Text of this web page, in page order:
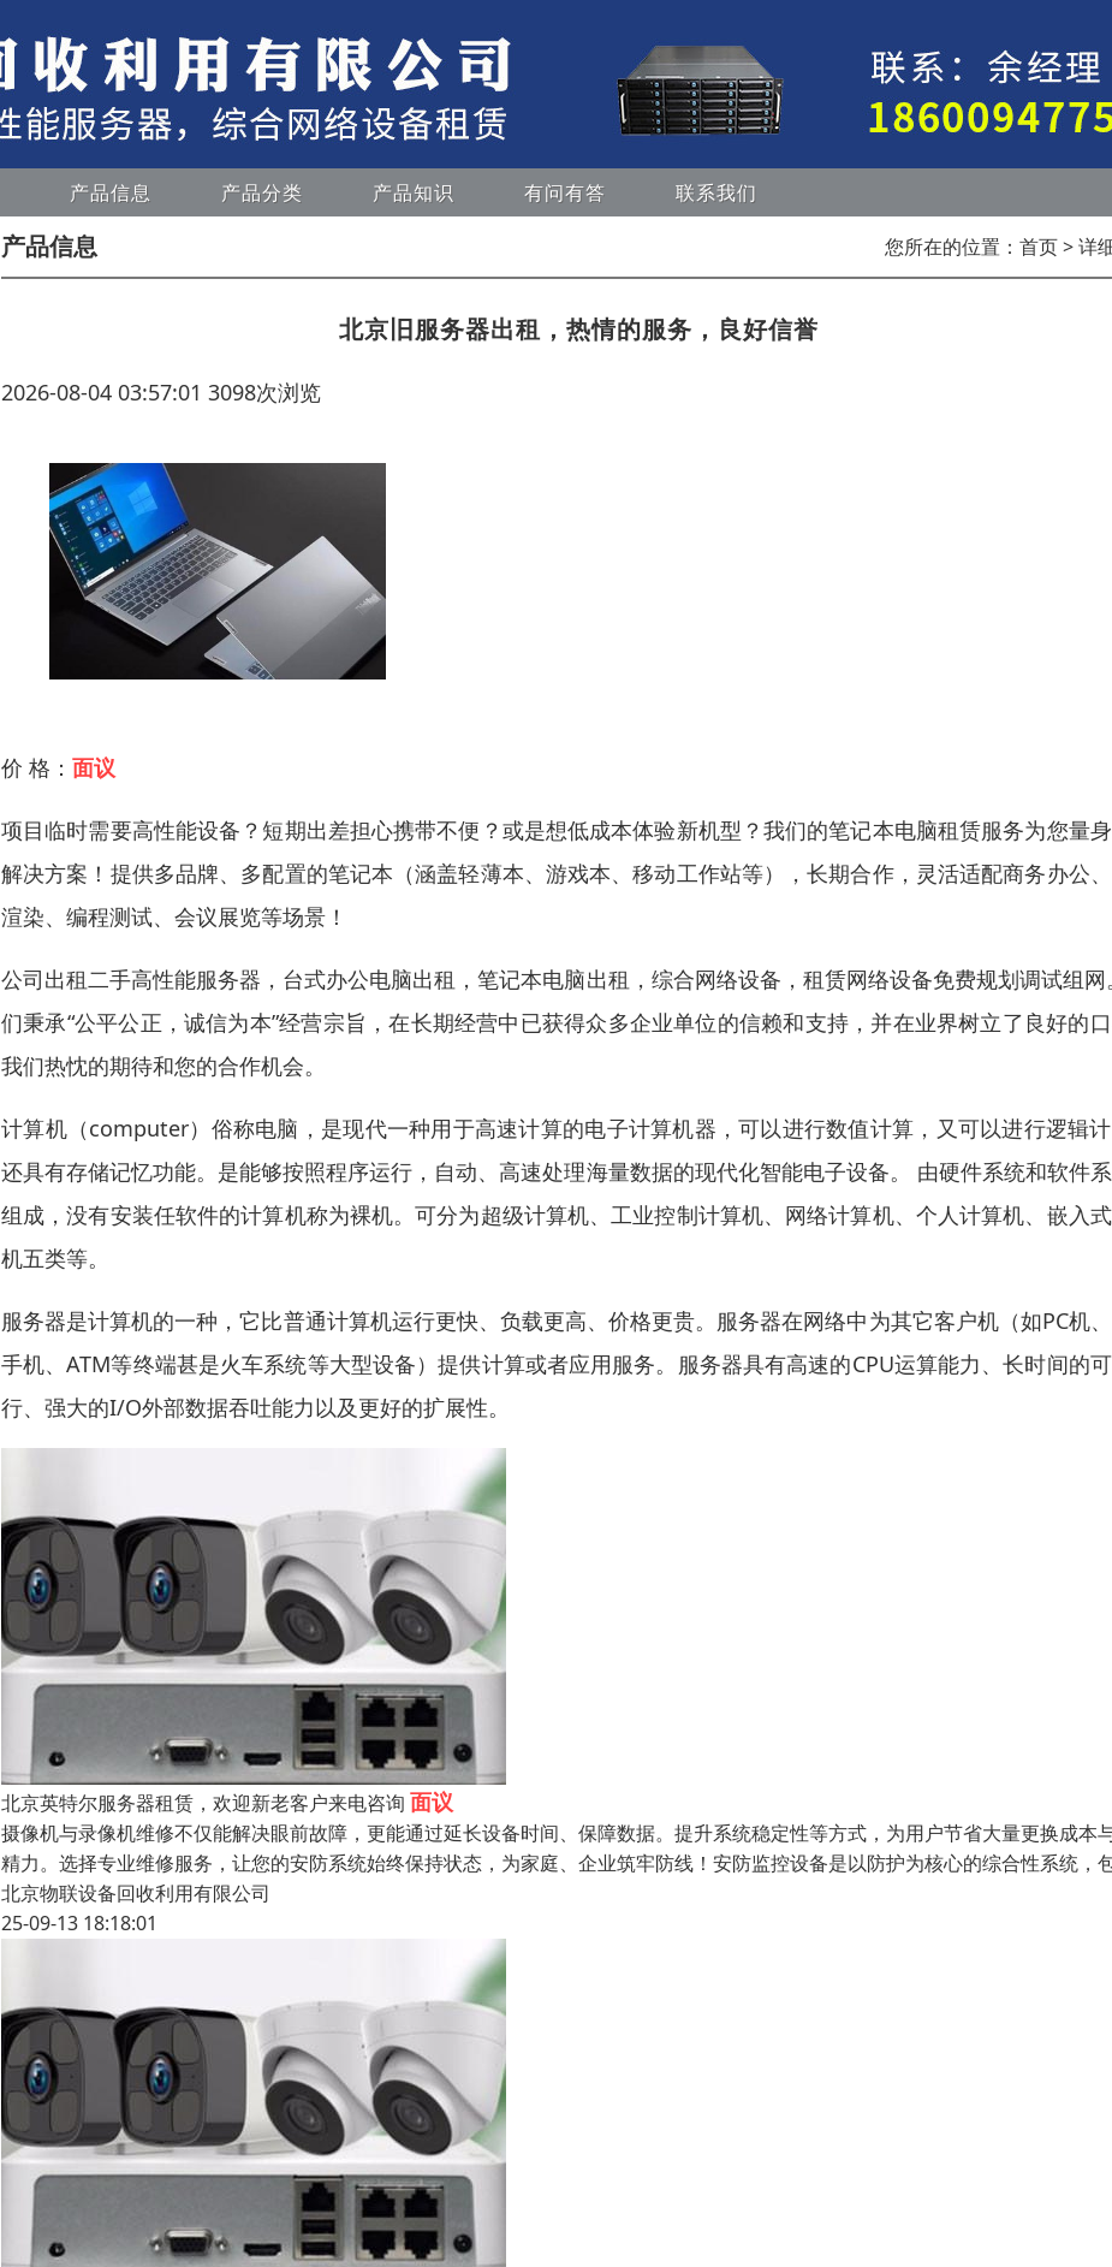
产品信息 产品分类 产品知识 有问有答 联系我们
产品信息 您所在的位置： 首页> 详
北京旧服务器出租，热情的服务，良好信誉
2026-08-04 03:57:01 3098次浏览
价 格： 面议
项目临时需要高性能设备？短期出差担心携带不便？或是想低成本体验新机型？我们的笔记本电脑租赁服务为您量
解决方案！提供多品牌、多配置的笔记本（涵盖轻薄本、游戏本、移动工作站等），长期合作，灵活适配商务办公
渲染、编程测试、会议展览等场景！
公司出租二手高性能服务器，台式办公电脑出租，笔记本电脑出租，综合网络设备，租赁网络设备免费规划调试组网
们秉承“公平公正，诚信为本”经营宗旨，在长期经营中已获得众多企业单位的信赖和支持，并在业界树立了良好的
我们热忱的期待和您的合作机会。
计算机（computer）俗称电脑，是现代一种用于高速计算的电子计算机器，可以进行数值计算，又可以进行逻辑
还具有存储记忆功能。是能够按照程序运行，自动、高速处理海量数据的现代化智能电子设备。 由硬件系统和软件
组成，没有安装任软件的计算机称为裸机。可分为超级计算机、工业控制计算机、网络计算机、个人计算机、嵌入
机五类等。
服务器是计算机的一种，它比普通计算机运行更快、负载更高、价格更贵。服务器在网络中为其它客户机（如PC机
手机、ATM等终端甚是火车系统等大型设备）提供计算或者应用服务。服务器具有高速的CPU运算能力、长时间的
行、强大的I/O外部数据吞吐能力以及更好的扩展性。
北京英特尔服务器租赁，欢迎新老客户来电咨询 面议
摄像机与录像机维修不仅能解决眼前故障，更能通过延长设备时间、保障数据。提升系统稳定性等方式，为用户节省大量更换成本
精力。选择专业维修服务，让您的安防系统始终保持状态，为家庭、企业筑牢防线！安防监控设备是以防护为核心的综合性系统，
北京物联设备回收利用有限公司
25-09-13 18:18:01